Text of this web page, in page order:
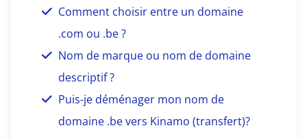
Comment choisir entre un domaine
.com ou .be ?
Nom de marque ou nom de domaine
descriptif ?
Puis-je déménager mon nom de
domaine .be vers Kinamo (transfert)?